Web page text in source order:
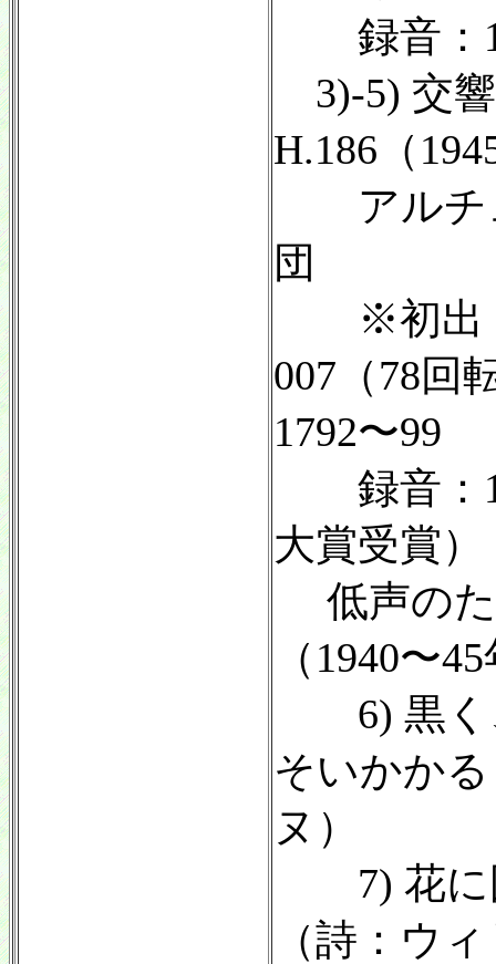
録音：
3)-5) 交
H.186（
アルチュ
団
※初出：
007（78回
1792〜99
録音：
大賞受賞）
低声のた
（1940〜
6) 黒く
そいかか
ヌ）
7) 花に
（詩：ウ